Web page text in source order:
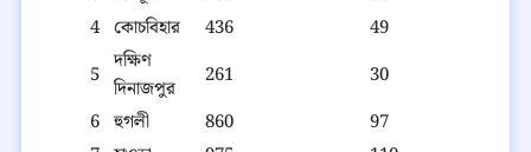
4 কোচবিহার 436
49
5 দক্ষিণ
দিনাজপুর
261
30
6 হুগলী 860
97